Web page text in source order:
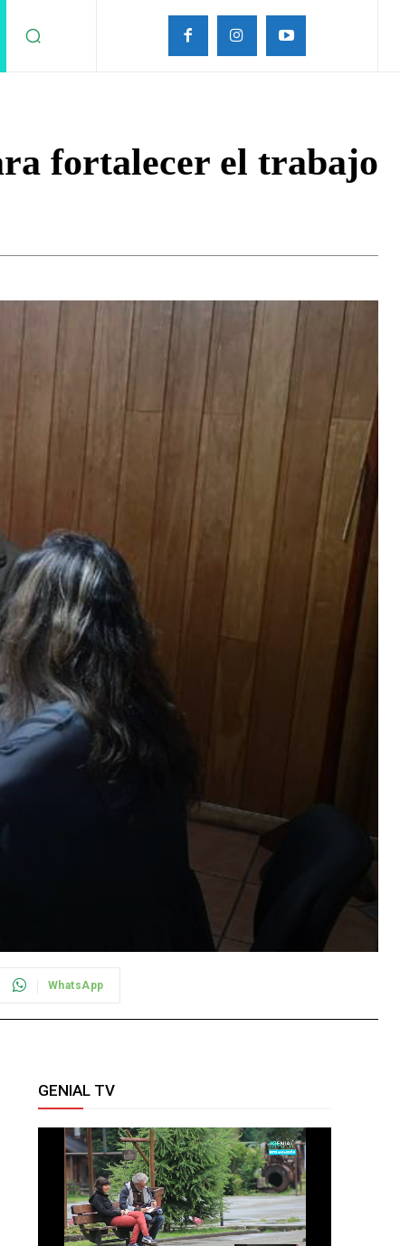
fortalecer el trabajo
WhatsApp
GENIAL TV